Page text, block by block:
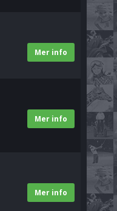
Mer info
Mer info
Mer info